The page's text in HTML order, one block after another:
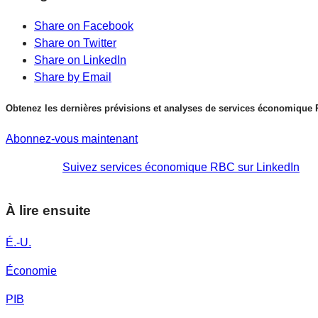
Share on Facebook
Share on Twitter
Share on LinkedIn
Share by Email
Obtenez les dernières prévisions et analyses de services économique
Abonnez-vous maintenant
Suivez services économique RBC sur LinkedIn
À lire ensuite
É.-U.
Économie
PIB